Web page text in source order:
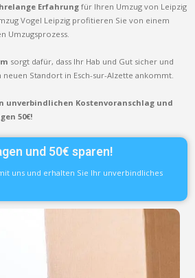
Erfahrung für Ihren Umzug von Leipzig
Vogel Leipzig profitieren Sie von einem
Umzugsprozess.
sorgt dafür, dass Ihr Hab und Gut sicher und
Standort in Esch-sur-Alzette ankommt.
unverbindlichen Kostenvoranschlag und
50€!
und 50€ sparen!
uns und erhalten Sie Ihr unverbindliches